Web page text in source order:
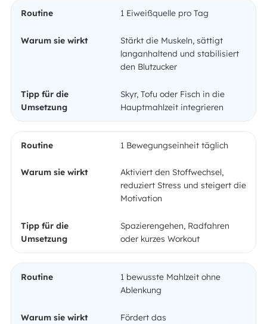
1 Eiweißquelle pro Tag
Stärkt die Muskeln, sättigt
langanhaltend und stabilisiert
den Blutzucker
Skyr, Tofu oder Fisch in die
Hauptmahlzeit integrieren
1 Bewegungseinheit täglich
Aktiviert den Stoffwechsel,
reduziert Stress und steigert die
Motivation
Spazierengehen, Radfahren
oder kurzes Workout
1 bewusste Mahlzeit ohne
Ablenkung
Fördert das